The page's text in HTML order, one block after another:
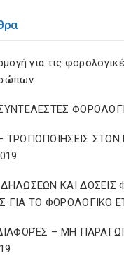
για τις
ΤΡΟΠΟΠΟΙΗΣΕΙΣ ΣΤΟΝ
ΚΑΙ ΔΟΣΕΙΣ
ΓΙΑ ΤΟ ΦΟΡΟΛΟΓΙΚΟ
– ΜΗ